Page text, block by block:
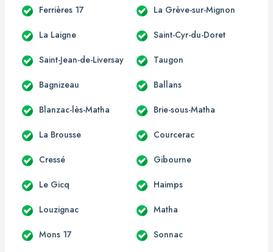
Ferrières 17 La Grève-sur-Mignon
La Laigne Saint-Cyr-du-Doret
Saint-Jean-de-Liversay Taugon
Bagnizeau Ballans
Blanzac-lès-Matha Brie-sous-Matha
La Brousse Courcerac
Cressé Gibourne
Le Gicq Haimps
Louzignac Matha
Mons 17 Sonnac